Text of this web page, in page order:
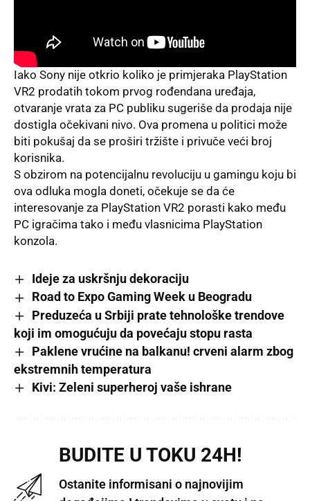
Iako Sony nije otkrio koliko je primjeraka PlayStation
VR2 prodatih tokom prvog rođendana uređaja,
otvaranje vrata za PC publiku sugeriše da prodaja nije
dostigla očekivani nivo. Ova promena u politici može
biti pokušaj da se proširi tržište i privuče veći broj
korisnika.
S obzirom na potencijalnu revoluciju u gamingu koju bi
ova odluka mogla doneti, očekuje se da će
interesovanje za PlayStation VR2 porasti kako među
PC igračima tako i među vlasnicima PlayStation
konzola.
Ideje za uskršnju dekoraciju
Road to Expo Gaming Week u Beogradu
Preduzeća u Srbiji prate tehnološke trendove
koji im omogućuju da povećaju stopu rasta
Paklene vrućine na balkanu! crveni alarm zbog
ekstremnih temperatura
Kivi: Zeleni superheroj vaše ishrane
BUDITE U TOKU 24H!
Ostanite informisani o najnovijim